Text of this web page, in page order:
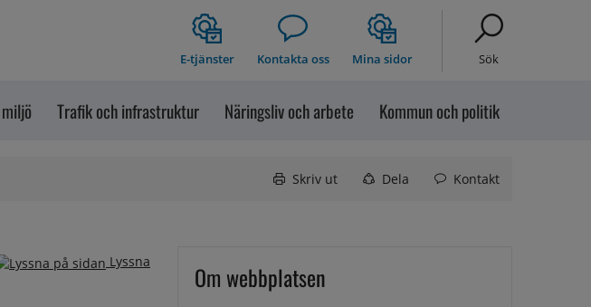
E-tjänster Kontakta oss Mina sidor Sök
Trafik och infrastruktur Näringsliv och arbete Kommun och politik
Skriv ut Dela Kontakt
Lyssna Om webbplatsen